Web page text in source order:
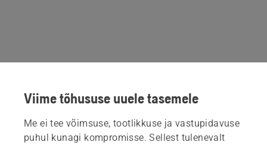
Viime tõhususe uuele tasemele
Me ei tee võimsuse, tootlikkuse ja vastupidavuse
puhul kunagi kompromisse. Sellest tulenevalt